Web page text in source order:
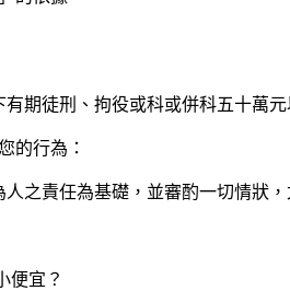
有期徒刑、拘役或科或併科五十萬
的行為：
人之責任為基礎，並審酌一切情
便宜？